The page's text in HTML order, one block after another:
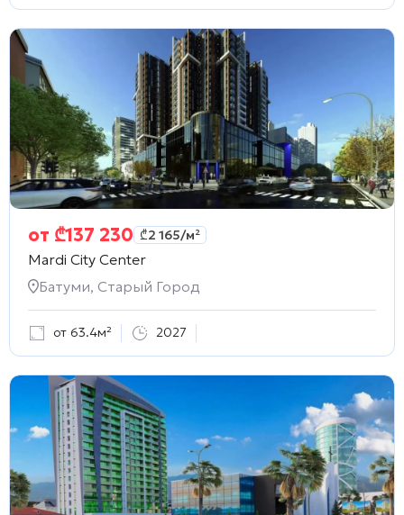
от ₾137 230 ₾2 165/м²
Mardi City Center
Батуми, Старый Город
от 63.4м² 2027